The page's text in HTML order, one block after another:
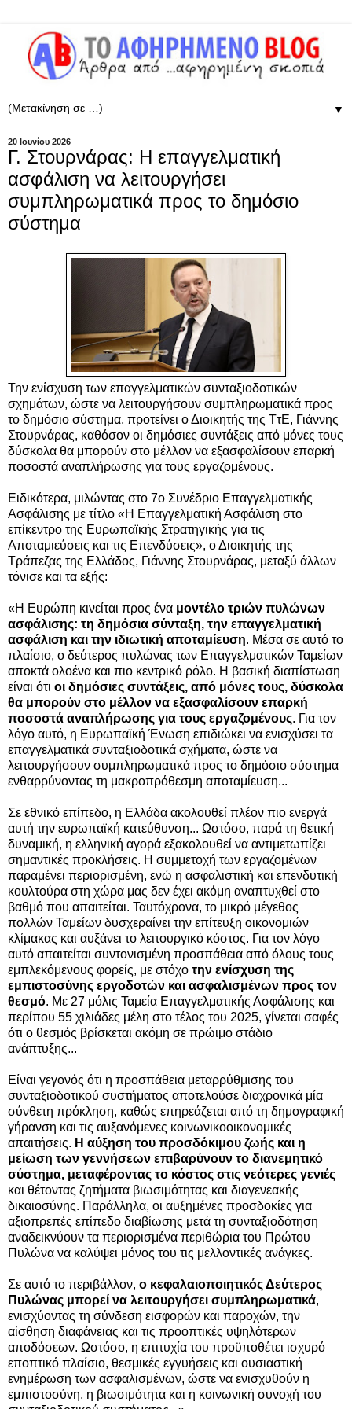
▼
20 Ιουνίου 2026
Γ. Στουρνάρας: Η επαγγελματική
ασφάλιση να λειτουργήσει
συμπληρωματικά προς το δημόσιο
σύστημα
Την ενίσχυση των επαγγελματικών συνταξιοδοτικών
σχημάτων, ώστε να λειτουργήσουν συμπληρωματικά προς
το δημόσιο σύστημα, προτείνει ο Διοικητής της ΤτΕ, Γιάννης
Στουρνάρας, καθόσον οι δημόσιες συντάξεις από μόνες τους
δύσκολα θα μπορούν στο μέλλον να εξασφαλίσουν επαρκή
ποσοστά αναπλήρωσης για τους εργαζομένους.
Ειδικότερα, μιλώντας στο 7ο Συνέδριο Επαγγελματικής
Ασφάλισης με τίτλο «Η Επαγγελματική Ασφάλιση στο
επίκεντρο της Ευρωπαϊκής Στρατηγικής για τις
Αποταμιεύσεις και τις Επενδύσεις», ο Διοικητής της
Τράπεζας της Ελλάδος, Γιάννης Στουρνάρας, μεταξύ άλλων
τόνισε και τα εξής:
«Η Ευρώπη κινείται προς ένα μοντέλο τριών πυλώνων
ασφάλισης: τη δημόσια σύνταξη, την επαγγελματική
ασφάλιση και την ιδιωτική αποταμίευση. Μέσα σε αυτό το
πλαίσιο, ο δεύτερος πυλώνας των Επαγγελματικών Ταμείων
αποκτά ολοένα και πιο κεντρικό ρόλο. Η βασική διαπίστωση
είναι ότι οι δημόσιες συντάξεις, από μόνες τους, δύσκολα
θα μπορούν στο μέλλον να εξασφαλίσουν επαρκή
ποσοστά αναπλήρωσης για τους εργαζομένους. Για τον
λόγο αυτό, η Ευρωπαϊκή Ένωση επιδιώκει να ενισχύσει τα
επαγγελματικά συνταξιοδοτικά σχήματα, ώστε να
λειτουργήσουν συμπληρωματικά προς το δημόσιο σύστημα
ενθαρρύνοντας τη μακροπρόθεσμη αποταμίευση...
Σε εθνικό επίπεδο, η Ελλάδα ακολουθεί πλέον πιο ενεργά
αυτή την ευρωπαϊκή κατεύθυνση... Ωστόσο, παρά τη θετική
δυναμική, η ελληνική αγορά εξακολουθεί να αντιμετωπίζει
σημαντικές προκλήσεις. Η συμμετοχή των εργαζομένων
παραμένει περιορισμένη, ενώ η ασφαλιστική και επενδυτική
κουλτούρα στη χώρα μας δεν έχει ακόμη αναπτυχθεί στο
βαθμό που απαιτείται. Ταυτόχρονα, το μικρό μέγεθος
πολλών Ταμείων δυσχεραίνει την επίτευξη οικονομιών
κλίμακας και αυξάνει το λειτουργικό κόστος. Για τον λόγο
αυτό απαιτείται συντονισμένη προσπάθεια από όλους τους
εμπλεκόμενους φορείς, με στόχο την ενίσχυση της
εμπιστοσύνης εργοδοτών και ασφαλισμένων προς τον
θεσμό. Με 27 μόλις Ταμεία Επαγγελματικής Ασφάλισης και
περίπου 55 χιλιάδες μέλη στο τέλος του 2025, γίνεται σαφές
ότι ο θεσμός βρίσκεται ακόμη σε πρώιμο στάδιο
ανάπτυξης...
Είναι γεγονός ότι η προσπάθεια μεταρρύθμισης του
συνταξιοδοτικού συστήματος αποτελούσε διαχρονικά μία
σύνθετη πρόκληση, καθώς επηρεάζεται από τη δημογραφική
γήρανση και τις αυξανόμενες κοινωνικοοικονομικές
απαιτήσεις. Η αύξηση του προσδόκιμου ζωής και η
μείωση των γεννήσεων επιβαρύνουν το διανεμητικό
σύστημα, μεταφέροντας το κόστος στις νεότερες γενιές
και θέτοντας ζητήματα βιωσιμότητας και διαγενεακής
δικαιοσύνης. Παράλληλα, οι αυξημένες προσδοκίες για
αξιοπρεπές επίπεδο διαβίωσης μετά τη συνταξιοδότηση
αναδεικνύουν τα περιορισμένα περιθώρια του Πρώτου
Πυλώνα να καλύψει μόνος του τις μελλοντικές ανάγκες.
Σε αυτό το περιβάλλον, ο κεφαλαιοποιητικός Δεύτερος
Πυλώνας μπορεί να λειτουργήσει συμπληρωματικά,
ενισχύοντας τη σύνδεση εισφορών και παροχών, την
αίσθηση διαφάνειας και τις προοπτικές υψηλότερων
αποδόσεων. Ωστόσο, η επιτυχία του προϋποθέτει ισχυρό
εποπτικό πλαίσιο, θεσμικές εγγυήσεις και ουσιαστική
ενημέρωση των ασφαλισμένων, ώστε να ενισχυθούν η
εμπιστοσύνη, η βιωσιμότητα και η κοινωνική συνοχή του